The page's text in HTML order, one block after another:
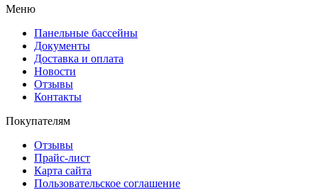
Меню
Панельные бассейны
Документы
Доставка и оплата
Новости
Отзывы
Контакты
Покупателям
Отзывы
Прайс-лист
Карта сайта
Пользовательское соглашение